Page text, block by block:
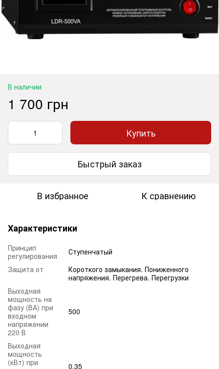
В наличии
1 700 грн
Купить
Быстрый заказ
В избранное К сравнению
Характеристики
Принцип
регулирования
Ступенчатый
Защита от
Короткого замыкания. Пониженного
напряжения. Перегрева. Перегрузки
Выходная
мощность на
фазу (ВА) при
входном
напряжении
220 В
500
Выходная
мощность
(кВт) при
0.35